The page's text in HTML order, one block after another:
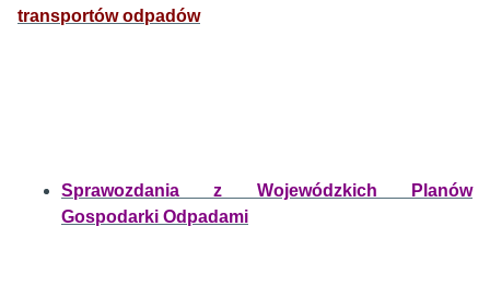
transportów odpadów
Sprawozdania z Wojewódzkich Planów
Gospodarki Odpadami